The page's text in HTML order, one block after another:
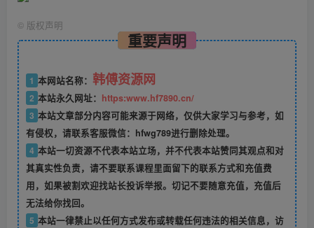
© 版权声明
重要声明
1 本网站名称： 韩傅资源网
2 本站永久网址： https:www.hf7890.cn/
3 本站文章部分内容可能来源于网络，仅供大家学习与参考，如
有侵权，请联系客服微信：hfwg789进行删除处理。
4 本站一切资源不代表本站立场，并不代表本站赞同其观点和对
其真实性负责，请不要联系课程里面留下的联系方式和充值费
用，如果被割欢迎找站长投诉举报。切记不要随意充值，充值后
无法给你找回。
5 本站一律禁止以任何方式发布或转载任何违法的相关信息，访